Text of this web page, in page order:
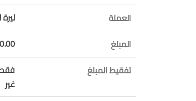
العملة
ليرة
المبلغ
تفقيط المبلغ
فقط
غير